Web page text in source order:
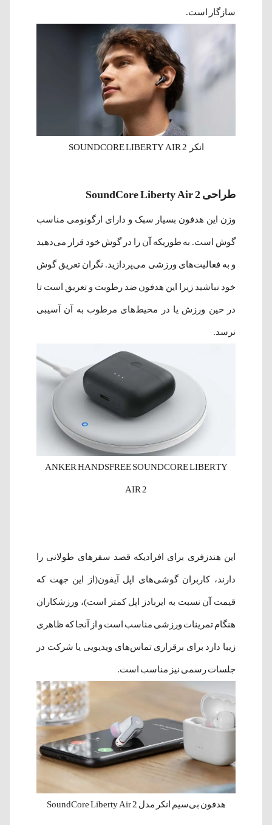
سازگار است.
انکر SOUNDCORE LIBERTY AIR 2
طراحی SoundCore Liberty Air 2
وزن این هدفون بسیار سبک و دارای ارگونومی مناسب
گوش است. به طوریکه آن را در گوش خود قرار می‌دهید
و به فعالیت‌های ورزشی می‌پردازید. نگران تعریق گوش
خود نباشید زیرا این هدفون ضد رطوبت و تعریق است تا
در حین ورزش یا در محیط‌های مرطوب به آن آسیبی
نرسد.
ANKER HANDSFREE SOUNDCORE LIBERTY
AIR 2
این هندزفری برای افرادیکه قصد سفرهای طولانی را
دارند، کاربران گوشی‌های اپل آیفون(از این جهت که
قیمت آن نسبت به ایربادز اپل کمتر است)، ورزشکاران
هنگام تمرینات ورزشی مناسب است و از آنجا که ظاهری
زیبا دارد برای برقراری تماس‌های ویدیویی یا شرکت در
جلسات رسمی نیز مناسب است.
هدفون بی‌سیم انکر مدل SoundCore Liberty Air 2